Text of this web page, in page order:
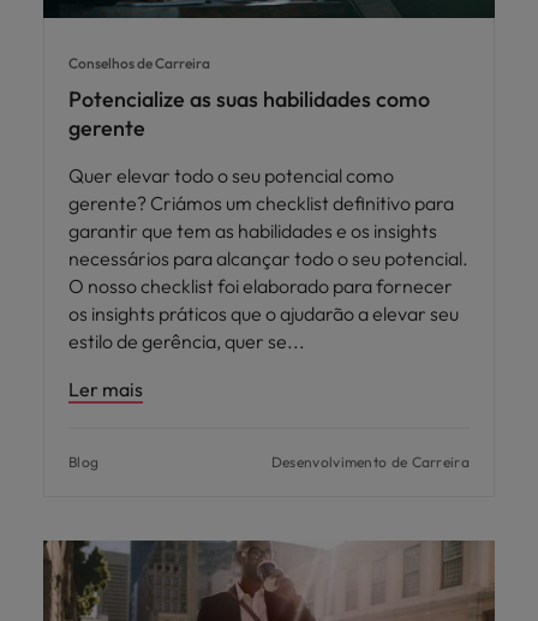
Conselhos de Carreira
Potencialize as suas habilidades como
gerente
Quer elevar todo o seu potencial como
gerente? Criámos um checklist definitivo para
garantir que tem as habilidades e os insights
necessários para alcançar todo o seu potencial.
O nosso checklist foi elaborado para fornecer
os insights práticos que o ajudarão a elevar seu
estilo de gerência, quer se
Ler mais
Blog Desenvolvimento de Carreira